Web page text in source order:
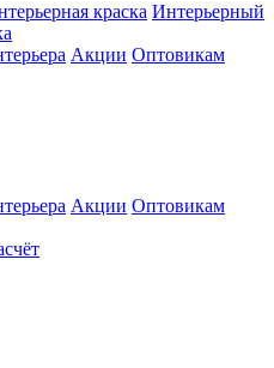
краска Интерьерный
Акции Оптовикам
Акции Оптовикам